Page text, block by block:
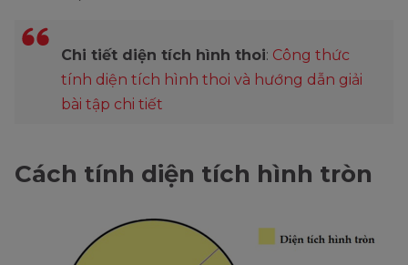
Chi tiết diện tích hình thoi: Công thức
tính diện tích hình thoi và hướng dẫn giải
bài tập chi tiết
Cách tính diện tích hình tròn